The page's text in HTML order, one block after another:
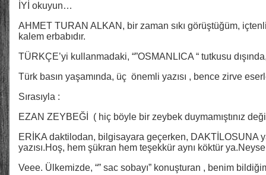
İYİ okuyun…
AHMET TURAN ALKAN, bir zaman sıkı görüştüğüm,
kalem erbabıdır.
TÜRKÇE’yi kullanmadaki, “”OSMANLICA “ tutkusu
Türk basın yaşamında, üç önemli yazısı , bence zirve
Sırasıyla :
EZAN ZEYBEĞİ ( hiç böyle bir zeybek duymamıştınız
ERİKA daktilodan, bilgisayara geçerken, DAKTİLOSUNA
yazısı.Hoş, hem şükran hem teşekkür aynı köktür
Veee. Ülkemizde, “” sac sobayı” konuşturan , benim